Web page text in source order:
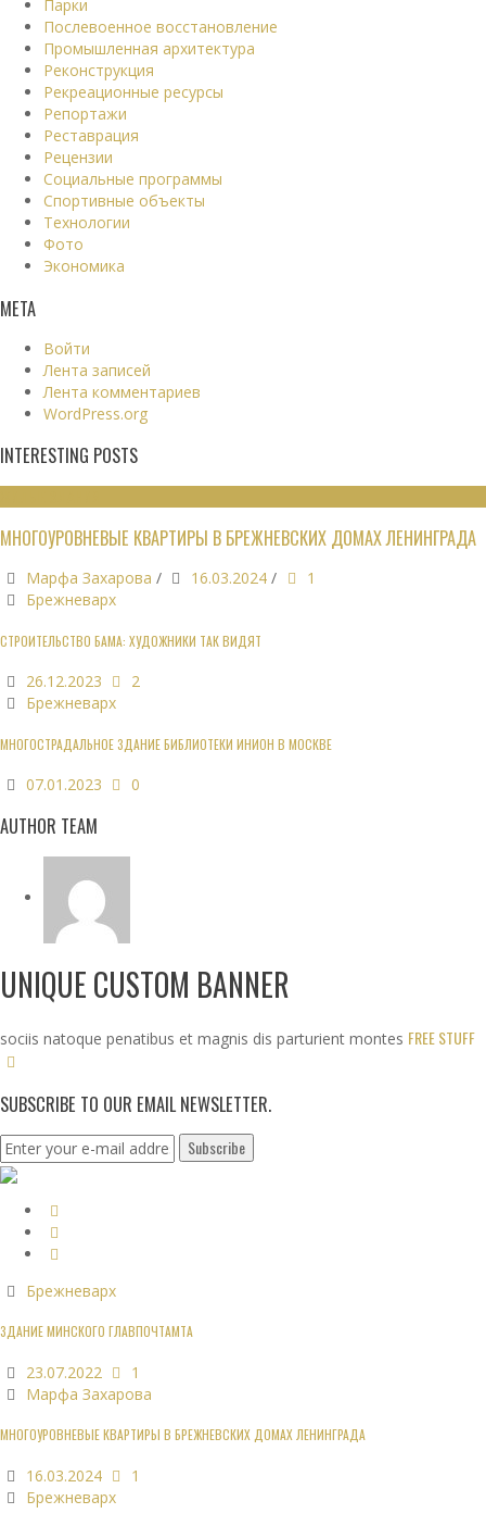
Парки
Послевоенное восстановление
Промышленная архитектура
Реконструкция
Рекреационные ресурсы
Репортажи
Реставрация
Рецензии
Социальные программы
Спортивные объекты
Технологии
Фото
Экономика
МЕТА
Войти
Лента записей
Лента комментариев
WordPress.org
INTERESTING POSTS
МНОГОУРОВНЕВЫЕ КВАРТИРЫ В БРЕЖНЕВСКИХ ДОМАХ ЛЕНИНГРАДА
Марфа Захарова / 16.03.2024 /
1
Брежневарх
СТРОИТЕЛЬСТВО БАМА: ХУДОЖНИКИ ТАК ВИДЯТ
26.12.2023
2
Брежневарх
МНОГОСТРАДАЛЬНОЕ ЗДАНИЕ БИБЛИОТЕКИ ИНИОН В МОСКВЕ
07.01.2023 0
AUTHOR TEAM
UNIQUE CUSTOM BANNER
sociis natoque penatibus et magnis dis parturient montes FREE STUFF
SUBSCRIBE TO OUR EMAIL NEWSLETTER.
Брежневарх
ЗДАНИЕ МИНСКОГО ГЛАВПОЧТАМТА
23.07.2022
1
Марфа Захарова
МНОГОУРОВНЕВЫЕ КВАРТИРЫ В БРЕЖНЕВСКИХ ДОМАХ ЛЕНИНГРАДА
16.03.2024
1
Брежневарх